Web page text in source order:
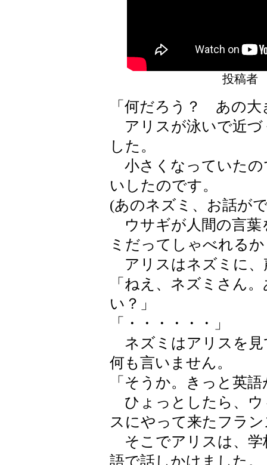
投稿
「何だろう？ あの大
アリスが泳いで近づ
した。
小さくなっていたの
いしたのです。
(あのネズミ、お話が
ウサギが人間の言葉
ミだってしゃべれる
アリスはネズミに、
「ねえ、ネズミさん
い？」
「・・・・・・」
ネズミはアリスを見
何も言いません。
「そうか。きっと英
ひょっとしたら、ウ
スにやって来たフラ
そこでアリスは、学
語で話しかけました。